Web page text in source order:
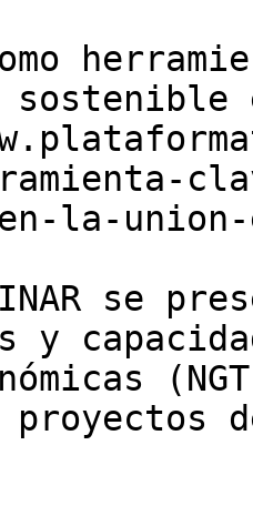
la-union-
se
y